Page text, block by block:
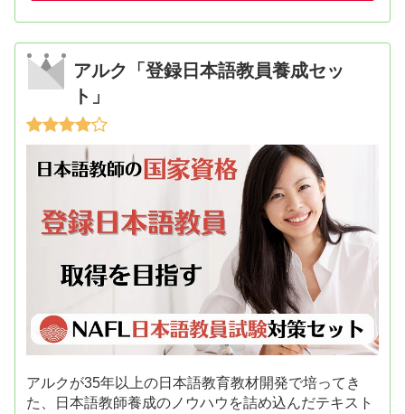
アルク「登録日本語教員養成セッ
ト」
アルクが35年以上の日本語教育教材開発で培ってき
た、日本語教師養成のノウハウを詰め込んだテキスト